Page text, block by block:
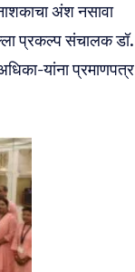
अंश नसावा
प्रकल्प संचालक डॉ.
यांना प्रमाणपत्र